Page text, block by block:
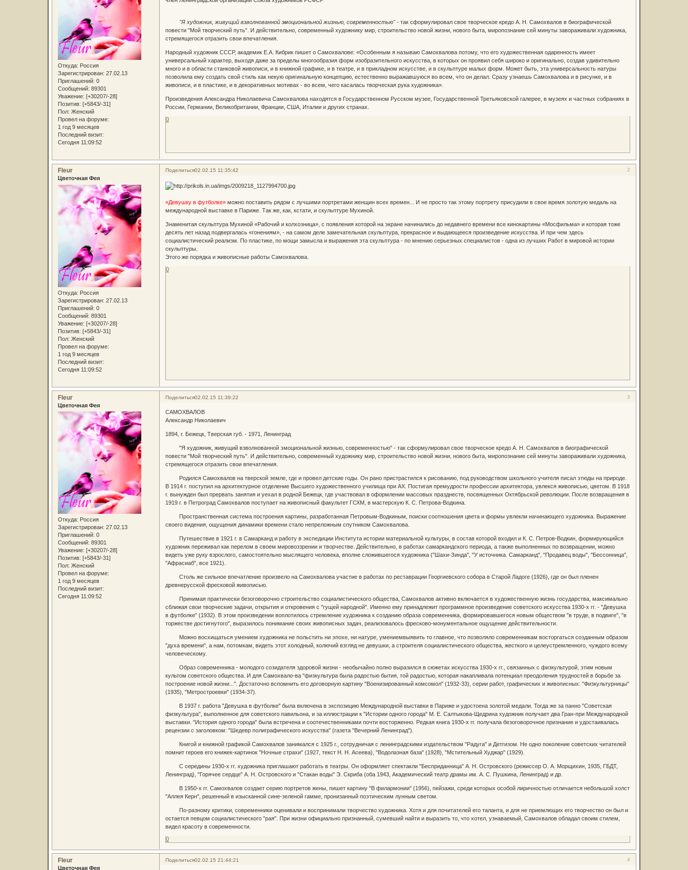
Откуда: Россия
Зарегистрирован: 27.02.13
Приглашений: 0
Сообщений: 89301
Уважение: [+30207/-28]
Позитив: [+5843/-31]
Пол: Женский
Провел на форуме:
1 год 9 месяцев
Последний визит:
Сегодня 11:09:52
"Я художник, живущий взволнованной эмоциональной жизнью, современностью"- так сформулировал свое творческое кредо А. Н. Самохвалов в биографической
повести "Мой творческий путь". И действительно, современный художнику мир, строительство новой жизни, нового быта, миропознание сей минуты завораживали художника,
стремящегося отразить свои впечатления.
Народный художник СССР, академик Е.А. Кибрик пишет о Самохвалове: «Особенным я называю Самохвалова потому, что его художественная одаренность имеет
универсальный характер, выходя даже за пределы многообразия форм изобразительного искусства, в которых он проявил себя широко и оригинально, создав удивительно
много и в области станковой живописи, и в книжной графике, и в театре, и в прикладном искусстве, и в скульптуре малых форм. Может быть, эта универсальность натуры
позволила ему создать свой стиль как некую оригинальную концепцию, естественно выражавшуюся во всем, что он делал. Сразу узнаешь Самохвалова и в рисунке, и в
живописи, и в пластике, и в декоративных мотивах - во всем, чего касалась творческая рука художника».
Произведения Александра Николаевича Самохвалова находятся в Государственном Русском музее, Государственной Третьяковской галерее, в музеях и частных собраниях в
России, Германии, Великобритании, Франции, США, Италии и других странах.
0
Поделиться 2
02.02.15 11:35:42
Fleur
Цветочная Фея
Откуда: Россия
Зарегистрирован: 27.02.13
Приглашений: 0
Сообщений: 89301
Уважение: [+30207/-28]
Позитив: [+5843/-31]
Пол: Женский
Провел на форуме:
1 год 9 месяцев
Последний визит:
Сегодня 11:09:52
«Девушку в футболке»можно поставить рядом с лучшими портретами женщин всех времен... И не просто так этому портрету присудили в свое время золотую медаль на
международной выставке в Париже. Так же, как, кстати, и скульптуре Мухиной.
Знаменитая скульптура Мухиной «Рабочий и колхозница», с появления которой на экране начинались до недавнего времени все кинокартины «Мосфильма» и которая тоже
десять лет назад подвергалась «гонениям», - на самом деле замечательная скульптура, прекрасное и выдающееся произведение искусства. И при чем здесь
социалистический реализм. По пластике, по мощи замысла и выражения эта скульптура - по мнению серьезных специалистов - одна из лучших Работ в мировой истории
скульптуры.
Этого же порядка и живописные работы Самохвалова.
0
Поделиться 3
02.02.15 11:39:22
Fleur
Цветочная Фея
Откуда: Россия
Зарегистрирован: 27.02.13
Приглашений: 0
Сообщений: 89301
Уважение: [+30207/-28]
Позитив: [+5843/-31]
Пол: Женский
Провел на форуме:
1 год 9 месяцев
Последний визит:
Сегодня 11:09:52
САМОХВАЛОВ
Александр Николаевич
1894, г. Бежецк, Тверская губ. - 1971, Ленинград
"Я художник, живущий взволнованной эмоциональной жизнью, современностью" - так сформулировал свое творческое кредо А. Н. Самохвалов в биографической
повести "Мой творческий путь". И действительно, современный художнику мир, строительство новой жизни, нового быта, миропознание сей минуты завораживали художника,
стремящегося отразить свои впечатления.
Родился Самохвалов на тверской земле, где и провел детские годы. Он рано пристрастился к рисованию, под руководством школьного учителя писал этюды на природе.
В 1914 г. поступил на архитектурное отделение Высшего художественного училища при АХ. Постигая премудрости профессии архитектора, увлекся живописью, цветом. В 1918
г. вынужден был прервать занятия и уехал в родной Бежецк, где участвовал в оформлении массовых празднеств, посвященных Октябрьской революции. После возвращения в
1919 г. в Петроград Самохвалов поступает на живописный факультет ГСХМ, в мастерскую К. С. Петрова-Водкина.
Пространственная система построения картины, разработанная Петровым-Водкиным, поиски соотношения цвета и формы увлекли начинающего художника. Выражение
своего видения, ощущения динамики времени стало непреложным спутником Самохвалова.
Путешествие в 1921 г. в Самарканд и работу в экспедиции Института истории материальной культуры, в состав которой входил и К. С. Петров-Водкин, формирующийся
художник переживал как перелом в своем мировоззрении и творчестве. Действительно, в работах самаркандского периода, а также выполненных по возвращении, можно
видеть уже руку взрослого, самостоятельно мыслящего человека, вполне сложившегося художника ("Шахи-Зинда", "У источника. Самарканд", "Продавец воды", "Бессонница",
"Афрасиаб", все 1921).
Столь же сильное впечатление произвело на Самохвалова участие в работах по реставрации Георгиевского собора в Старой Ладоге (1926), где он был пленен
древнерусской фресковой живописью.
Принимая практически безоговорочно строительство социалистического общества, Самохвалов активно включается в художественную жизнь государства, максимально
сближая свои творческие задачи, открытия и откровения с "гущей народной". Именно ему принадлежит программное произведение советского искусства 1930-х гг. - "Девушка
в футболке" (1932). В этом произведении воплотилось стремление художника к созданию образа современника, формировавшегося новым обществом "в труде, в подвиге", "в
торжестве достигнутого", выразилось понимание своих живописных задач, реализовалось фресково-монументальное ощущение действительности.
Можно восхищаться умением художника не польстить ни эпохе, ни натуре, умениемвыявить то главное, что позволяло современникам восторгаться созданным образом
"духа времени", а нам, потомкам, видеть этот холодный, колючий взгляд не девушки, а строителя социалистического общества, жесткого и целеустремленного, чуждого всему
человеческому.
Образ современника - молодого созидателя здоровой жизни - необычайно полно выразился в сюжетах искусства 1930-х гг., связанных с физкультурой, этим новым
культом советского общества. И для Самохвало-ва "физкультура была радостью бытия, той радостью, которая накапливала потенциал преодоления трудностей в борьбе за
построение новой жизни...". Достаточно вспомнить его договорную картину "Военизированный комсомол" (1932-33), серии работ, графических и живописных: "Физкультурницы"
(1935), "Метростроевки" (1934-37).
В 1937 г. работа "Девушка в футболке" была включена в экспозицию Международной выставки в Париже и удостоена золотой медали. Тогда же за панно "Советская
физкультура", выполненное для советского павильона, и за иллюстрации к "Истории одного города" М. Е. Салтыкова-Щедрина художник получает два Гран-при Международной
выставки. "История одного города" была встречена и соотечественниками почти восторженно. Редкая книга 1930-х гг. получала безоговорочное признание и удостаивалась
рецензии с заголовком: "Шедевр полиграфического искусства" (газета "Вечерний Ленинград").
Книгой и книжной графикой Самохвалов занимался с 1925 г., сотрудничая с ленинградскими издательством "Радуга" и Детгизом. Не одно поколение советских читателей
помнит героев его книжек-картинок "Ночные страхи" (1927, текст Н. Н. Асеева), "Водолазная база" (1928), "Мстительный Худжар" (1929).
С середины 1930-х гг. художника приглашают работать в театры. Он оформляет спектакли "Бесприданница" А. Н. Островского (режиссер О. А. Морщихин, 1935, ГБДТ,
Ленинград), "Горячее сердце" А. Н. Островского и "Стакан воды" Э. Скриба (оба 1943, Академический театр драмы им. А. С. Пушкина, Ленинград) и др.
В 1950-х гг. Самохвалов создает серию портретов жены, пишет картину "В филармонии" (1956), пейзажи, среди которых особой лиричностью отличается небольшой холст
"Аллея Керн", решенный в изысканной сине-зеленой гамме, пронизанный поэтическим лунным светом.
По-разному критики, современники оценивали и воспринимали творчество художника. Хотя и для почитателей его таланта, и для не приемлющих его творчество он был и
остается певцом социалистического "рая". При жизни официально признанный, сумевший найти и выразить то, что хотел, узнаваемый, Самохвалов обладал своим стилем,
видел красоту в современности.
0
Поделиться 4
02.02.15 21:44:21
Fleur
Цветочная Фея